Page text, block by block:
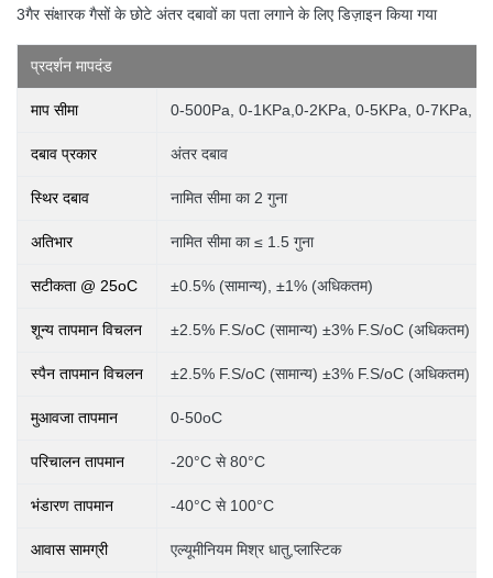
3गैर संक्षारक गैसों के छोटे अंतर दबावों का पता लगाने के लिए डिज़ाइन किया गया
प्रदर्शन मापदंड
माप सीमा 0-500Pa, 0-1KPa,0-2KPa, 0-5KPa, 0-7KPa,
दबाव प्रकार अंतर दबाव
स्थिर दबाव नामित सीमा का 2 गुना
अतिभार नामित सीमा का ≤ 1.5 गुना
सटीकता @ 25oC ±0.5% (सामान्य), ±1% (अधिकतम)
शून्य तापमान विचलन ±2.5% F.S/oC (सामान्य) ±3% F.S/oC (अधिकतम)
स्पैन तापमान विचलन ±2.5% F.S/oC (सामान्य) ±3% F.S/oC (अधिकतम)
मुआवजा तापमान 0-50oC
परिचालन तापमान -20°C से 80°C
भंडारण तापमान -40°C से 100°C
आवास सामग्री एल्यूमीनियम मिश्र धातु,प्लास्टिक